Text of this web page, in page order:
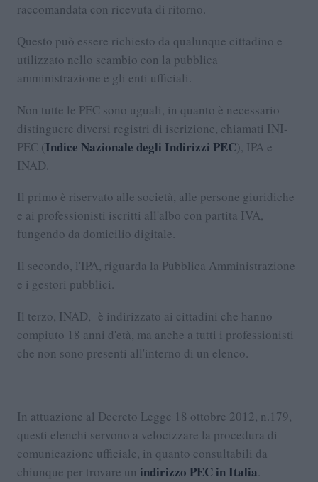
raccomandata con ricevuta di ritorno.
Questo può essere richiesto da qualunque cittadino e
utilizzato nello scambio con la pubblica
amministrazione e gli enti ufficiali.
Non tutte le PEC sono uguali, in quanto è necessario
distinguere diversi registri di iscrizione, chiamati INI-
PEC (Indice Nazionale degli Indirizzi PEC), IPA e
INAD.
Il primo è riservato alle società, alle persone giuridiche
e ai professionisti iscritti all'albo con partita IVA,
fungendo da domicilio digitale.
Il secondo, l'IPA, riguarda la Pubblica Amministrazione
e i gestori pubblici.
Il terzo, INAD, è indirizzato ai cittadini che hanno
compiuto 18 anni d'età, ma anche a tutti i professionisti
che non sono presenti all'interno di un elenco.
In attuazione al Decreto Legge 18 ottobre 2012, n.179,
questi elenchi servono a velocizzare la procedura di
comunicazione ufficiale, in quanto consultabili da
chiunque per trovare un indirizzo PEC in Italia.